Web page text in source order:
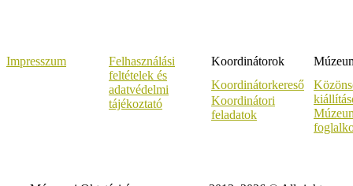
Impresszum
Felhasználási
feltételek és
adatvédelmi
tájékoztató
Koordinátorok
Koordinátorkereső
Koordinátori
feladatok